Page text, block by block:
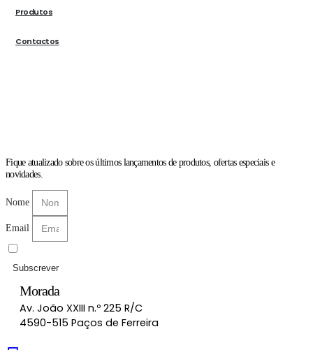
Produtos
Contactos
Fique atualizado sobre os últimos lançamentos de produtos, ofertas especiais e
novidades.
Nome
Email
Subscrever
Morada
Av. João XXIII n.º 225 R/C
4590-515 Paços de Ferreira